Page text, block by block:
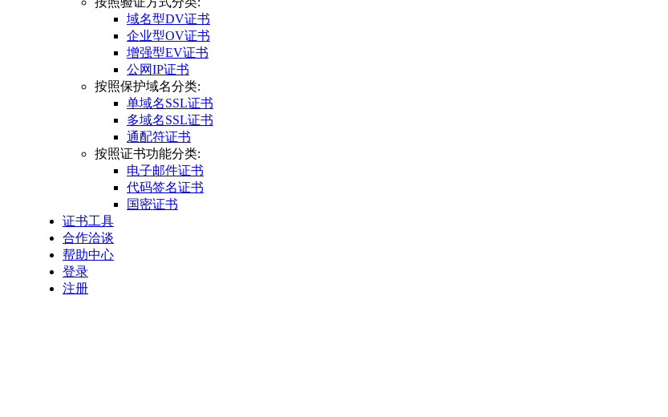
域名型DV证书
企业型OV证书
增强型EV证书
公网IP证书
按照保护域名分类:
单域名SSL证书
多域名SSL证书
通配符证书
按照证书功能分类:
电子邮件证书
代码签名证书
国密证书
证书工具
合作洽谈
帮助中心
登录
注册